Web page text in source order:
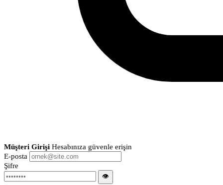
Müşteri Girişi Hesabınıza güvenle erişin
E-posta
Şifre
👁